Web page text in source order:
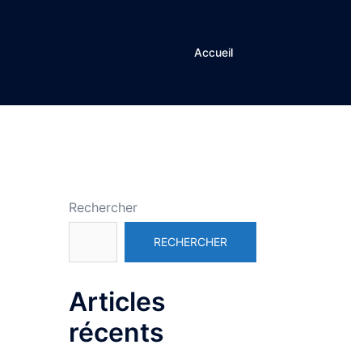
Accueil
Rechercher
RECHERCHER
Articles
récents